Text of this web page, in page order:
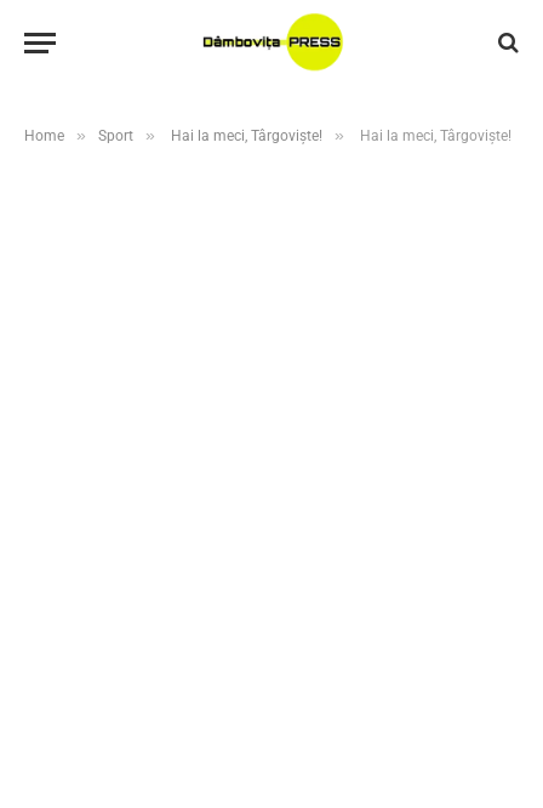
Home » Sport » Hai la meci, Târgoviște! » Hai la meci, Târgoviște!